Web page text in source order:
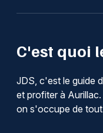
C'est quoi
JDS, c'est le guide
et profiter à
on s'occupe de